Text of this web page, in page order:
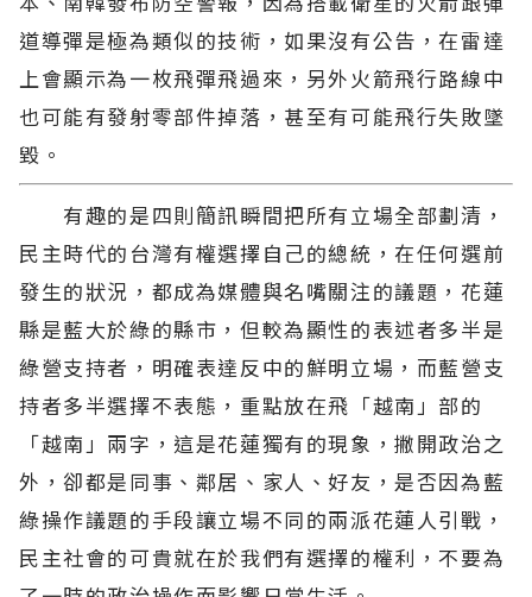
道導彈是極為類似的技術，如果沒有公告，在雷達
上會顯示為一枚飛彈飛過來，另外火箭飛行路線中
也可能有發射零部件掉落，甚至有可能飛行失敗墜
毀。
有趣的是四則簡訊瞬間把所有立場全部劃清，
民主時代的台灣有權選擇自己的總統，在任何選前
發生的狀況，都成為媒體與名嘴關注的議題，花蓮
縣是藍大於綠的縣市，但較為顯性的表述者多半是
綠營支持者，明確表達反中的鮮明立場，而藍營支
持者多半選擇不表態，重點放在飛「越南」部的
「越南」兩字，這是花蓮獨有的現象，撇開政治之
外，卻都是同事、鄰居、家人、好友，是否因為藍
綠操作議題的手段讓立場不同的兩派花蓮人引戰，
民主社會的可貴就在於我們有選擇的權利，不要為